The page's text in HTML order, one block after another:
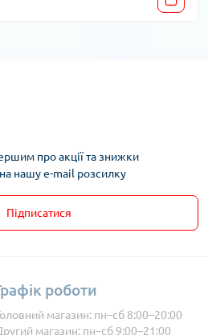
про акції та знижки
нашу e-mail розсилку
Підписатися
роботи
магазин: пн–сб 8:00–20:00
магазин: пн–сб 9:00–21:00